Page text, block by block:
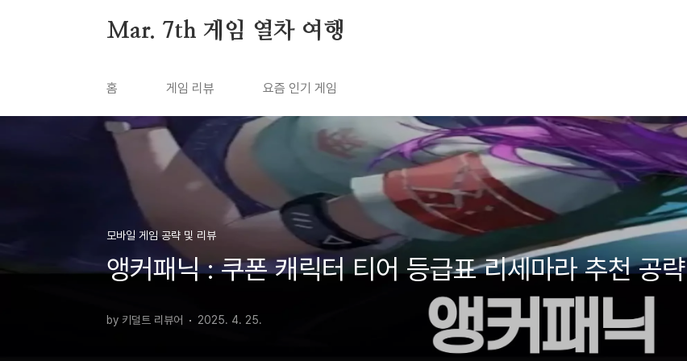
Mar. 7th 게임 열차 여행
홈 게임 리뷰 요즘 인기 게임
모바일 게임 공략 및 리뷰
앵커패닉 : 쿠폰 캐릭터 티어 등급표 리세마라 추천
by 키덜트 리뷰어 2025. 4. 25.